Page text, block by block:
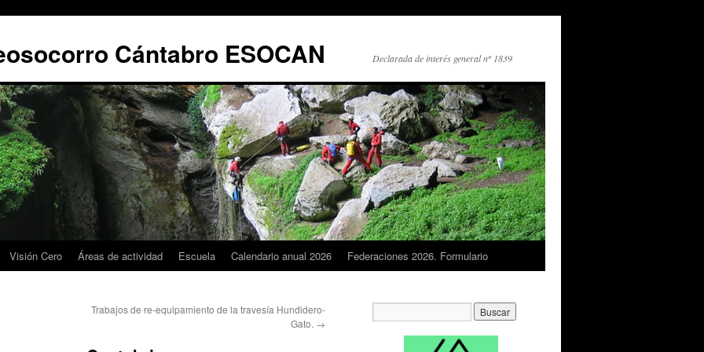
Cántabro ESOCAN Declarada de interés general nº 1839
Visión Cero Áreas de actividad Escuela Calendario anual 2026 Federaciones 2026. Formulario
Trabajos de re-equipamiento de la travesía Hundidero-
Gato. →